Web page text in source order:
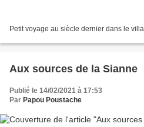
Petit voyage au siècle dernier dans le
Aux sources de la Sianne
Publié le 14/02/2021 à 17:53
Par Papou Poustache